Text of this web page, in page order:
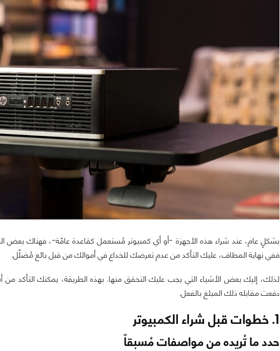
بشكلٍ عام، عند شراء هذه الأجهزة -أو أي كمبيوتر مُستعمل كقاعدة عامّة-، فهناك بعض
ففي نهاية المطاف، عليك التأكد من عدم تعرضك للخداع في أموالك من قبل بائع مُضلّل.
لذلك، إليك بعض الأشياء التي يجب عليك التحقق منها. بهذه الطريقة، يمكنك التأكد
دفعت مقابله ذلك المبلغ بالفعل.
1. خطوات قبل شراء الكمبيوتر
حدد ما تُريده من مواصفات مُسبقاً